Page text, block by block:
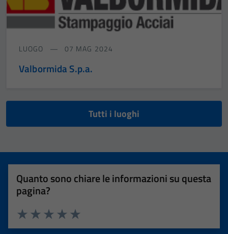
LUOGO 07 MAG 2024
Valbormida S.p.a.
Tutti i luoghi
Quanto sono chiare le informazioni su questa
pagina?
Valuta 5 stelle su 5
Valuta 4 stelle su 5
Valuta 3 stelle su 5
Valuta 2 stelle su 5
Valuta 1 stelle su 5